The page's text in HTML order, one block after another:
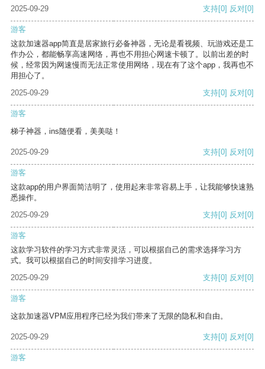
2025-09-29 支持[0] 反对[0]
游客
这款加速器app简直是居家旅行必备神器，无论是看视频、玩游戏还是工
作办公，都能畅享高速网络，再也不用担心网速卡顿了。以前出差的时
候，经常因为网速慢而无法正常使用网络，现在有了这个app，我再也不
用担心了。
2025-09-29
支持[0] 反对[0]
游客
梯子神器，ins随便看，美美哒！
2025-09-29 支持[0] 反对[0]
游客
这款app的用户界面简洁明了，使用起来非常容易上手，让我能够快速熟
悉操作。
2025-09-29
支持[0] 反对[0]
游客
这款学习软件的学习方式非常灵活，可以根据自己的需求选择学习方
式。我可以根据自己的时间安排学习进度。
2025-09-29
支持[0] 反对[0]
游客
这款加速器VPM应用程序已经为我们带来了无限的隐私和自由。
2025-09-29 支持[0] 反对[0]
游客